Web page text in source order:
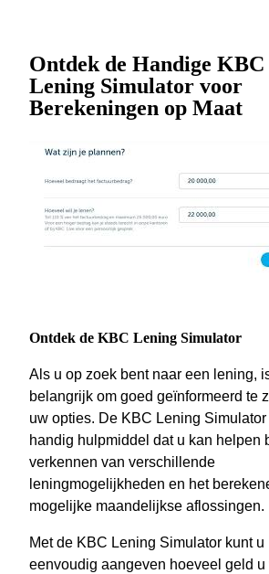
Ontdek de Handige KBC
Lening Simulator voor
Berekeningen op Maat
Ontdek de KBC Lening Simulator
Als u op zoek bent naar een lening,
belangrijk om goed geïnformeerd te
uw opties. De KBC Lening Simulator
handig hulpmiddel dat u kan helpen
verkennen van verschillende
leningmogelijkheden en het
mogelijke maandelijkse aflossingen.
Met de KBC Lening Simulator kunt u
eenvoudig aangeven hoeveel geld u